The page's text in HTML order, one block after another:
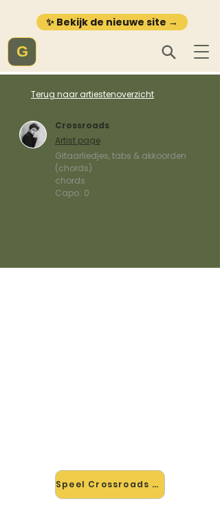
✨ Bekijk de nieuwe site →
G
Terug naar artiestenoverzicht
Crossroads
Artist page
Gitaarliedjes, tabs & akkoorden
(chords)
chords
Capo: 0
Speel Crossroads mee →